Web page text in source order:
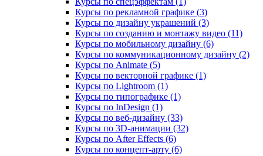
Курсы по рекламной графике (3)
Курсы по дизайну украшений (3)
Курсы по созданию и монтажу видео (11)
Курсы по мобильному дизайну (6)
Курсы по коммуникационному дизайну (2)
Курсы по Animate (5)
Курсы по векторной графике (1)
Курсы по Lightroom (1)
Курсы по типографике (1)
Курсы по InDesign (1)
Курсы по веб‑дизайну (33)
Курсы по 3D‑анимации (32)
Курсы по After Effects (6)
Курсы по концепт‑арту (6)